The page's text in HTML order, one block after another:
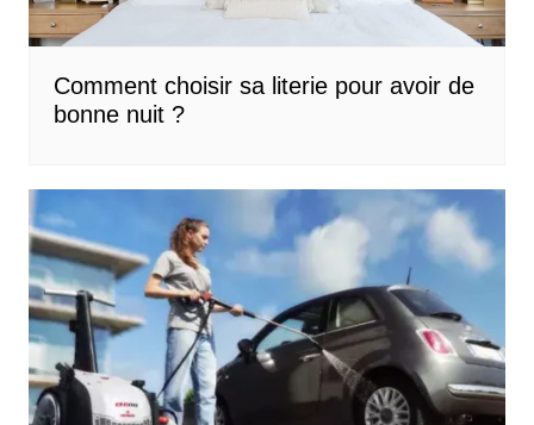
Comment choisir sa literie pour avoir de
bonne nuit ?